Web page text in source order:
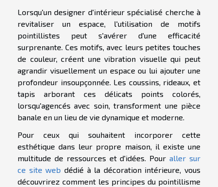
Lorsqu'un designer d'intérieur spécialisé cherche à
revitaliser un espace, l'utilisation de motifs
pointillistes peut s'avérer d'une efficacité
surprenante. Ces motifs, avec leurs petites touches
de couleur, créent une vibration visuelle qui peut
agrandir visuellement un espace ou lui ajouter une
profondeur insoupçonnée. Les coussins, rideaux, et
tapis arborant ces délicats points colorés,
lorsqu'agencés avec soin, transforment une pièce
banale en un lieu de vie dynamique et moderne.
Pour ceux qui souhaitent incorporer cette
esthétique dans leur propre maison, il existe une
multitude de ressources et d'idées. Pouraller sur
ce site web dédié à la décoration intérieure, vous
découvrirez comment les principes du pointillisme